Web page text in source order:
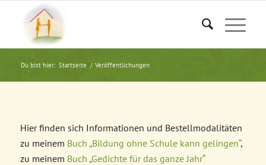
Du bist hier: Startseite / Veröffentlichungen
Hier finden sich Informationen und Bestellmodalitäten
zu meinem Buch „Bildung ohne Schule kann gelingen“,
zu meinem Buch „Gedichte für das ganze Jahr“